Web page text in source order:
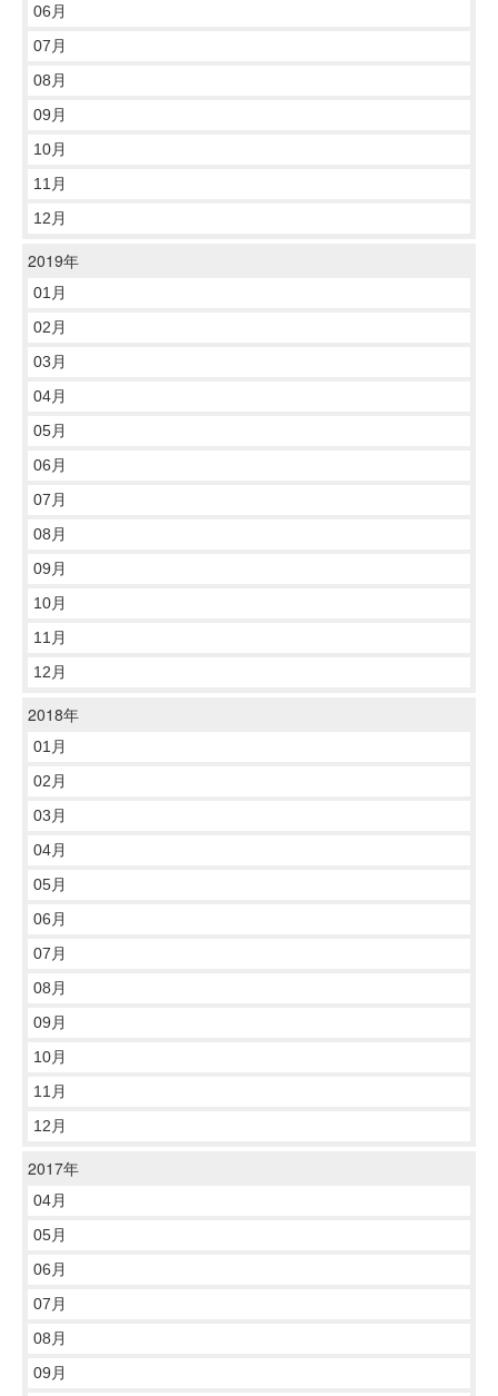
06月
07月
08月
09月
10月
11月
12月
2019年
01月
02月
03月
04月
05月
06月
07月
08月
09月
10月
11月
12月
2018年
01月
02月
03月
04月
05月
06月
07月
08月
09月
10月
11月
12月
2017年
04月
05月
06月
07月
08月
09月